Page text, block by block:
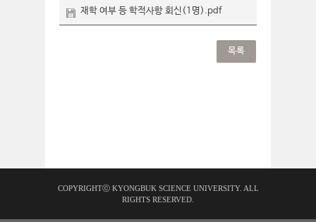
재학 여부 등 학적사항 회신(1명).pdf
목록
COPYRIGHTⓒ KYONGBUK SCIENCE UNIVERSITY. ALL
RIGHTS RESERVED.